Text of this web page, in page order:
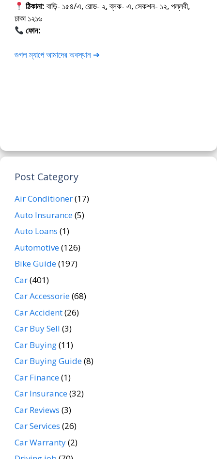
ঠিকানা: বাড়ি- ১৫৪/এ, রোড- ২, ব্লক- এ, সেকশন- ১২, পল্লবী,
ঢাকা ১২১৬
ফোন:
গুগল ম্যাপে আমাদের অবস্থান ➔
Post Category
Air Conditioner(17)
Auto Insurance(5)
Auto Loans (1)
Automotive(126)
Bike Guide(197)
Car(401)
Car Accessorie(68)
Car Accident(26)
Car Buy Sell (3)
Car Buying(11)
Car Buying Guide(8)
Car Finance(1)
Car Insurance(32)
Car Reviews (3)
Car Services (26)
Car Warranty(2)